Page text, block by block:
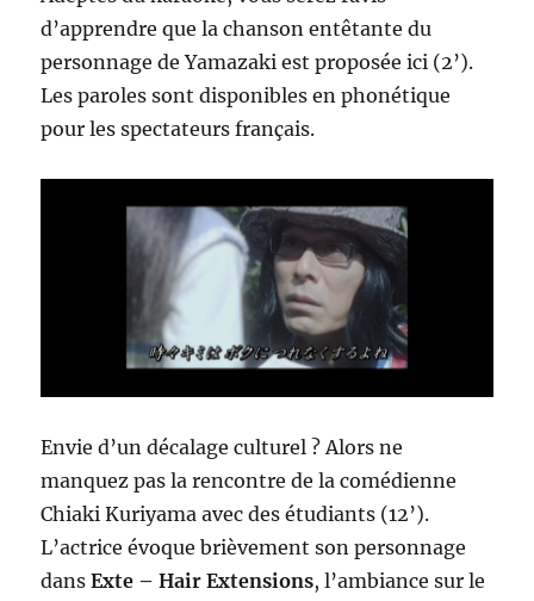
d’apprendre que la chanson entêtante du
personnage de Yamazaki est proposée ici (2’).
Les paroles sont disponibles en phonétique
pour les spectateurs français.
Envie d’un décalage culturel ? Alors ne
manquez pas la rencontre de la comédienne
Chiaki Kuriyama avec des étudiants (12’).
L’actrice évoque brièvement son personnage
dansExte – Hair Extensions, l’ambiance sur le